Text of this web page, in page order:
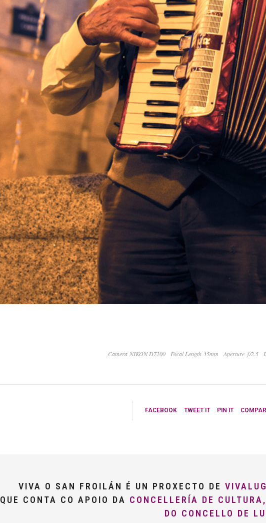
Camera NIKON D7200 Focal Length 35mm Aperture ƒ/2.5
FACEBOOK TWEET IT PIN IT
VIVA O SAN FROILÁN É UN PROXECTO DE
QUE CONTA CO APOIO DA CONCELLERÍA DE
DO CONCELLO DE